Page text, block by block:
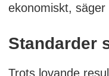
ekonomiskt,
Standarder
Trots lovande